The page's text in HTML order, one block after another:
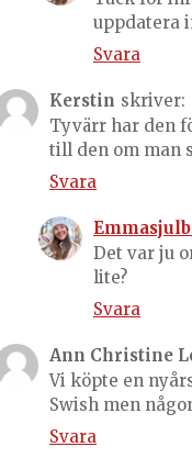
uppdatera
Svara
Kerstin skriver:
Tyvärr har den
till den om man
Svara
Det var ju
lite?
Svara
Ann Christine
Vi köpte en
Swish men
Svara